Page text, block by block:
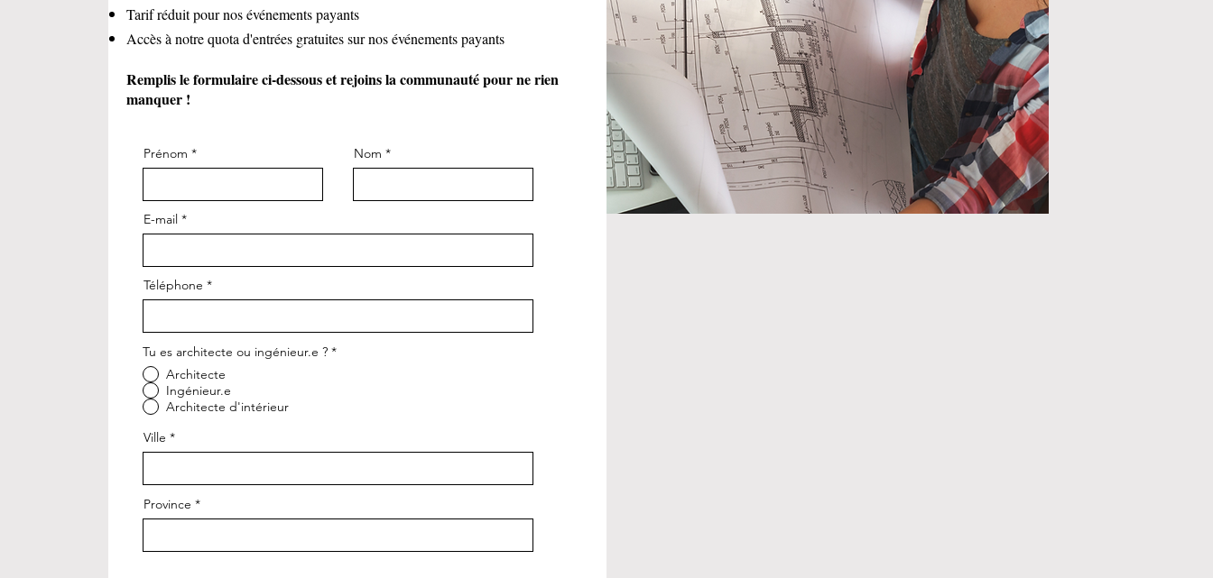
Tarif réduit pour nos événements payants
Accès à notre quota d'entrées gratuites sur nos événements payants
Remplis le formulaire ci-dessous et rejoins la communauté pour ne rien
manquer !
Prénom Nom
E-mail
Téléphone
Tu es architecte ou ingénieur.e ? *
Architecte
Ingénieur.e
Architecte d'intérieur
Ville
Province